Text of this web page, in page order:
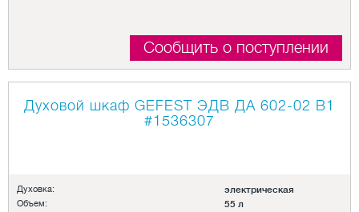
Сообщить о поступлении
Духовой шкаф GEFEST ЭДВ ДА 602-02 B1
#1536307
Духовка: электрическая
Объем: 55 л